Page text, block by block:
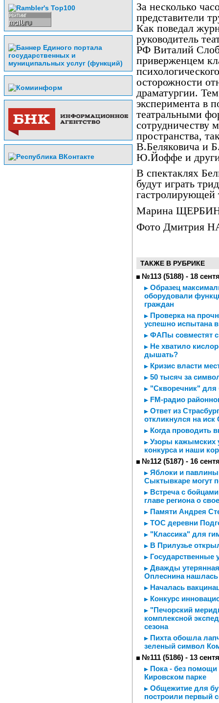
За несколько
представители
Как поведал
руководитель
РФ Виталий
приверженцем
осторожности
драматургии.
эксперимента в
театральными
сотрудничеству
пространства,
В.Беляковича и
Ю.Йоффе и
В спектаклях
будут играть
гастролирующей
Марина
Фото Дмитрия
ТАКЖЕ В РУБРИКЕ
№113 (5188) - 18
Образец
оборудовали
граждан
Проверка на
успешно испытана
ФАПы совместят
Не хватило
дышать?
Кризис власти
50 тысяч за
"Скворечник" для
FM-радио
Ответ из
откликнулся на
Когда проводить
Узоры кажымских
конкурса и наши
№112 (5187) - 16
Яблоки и павлины
Сыктывкаре могут
Встреча с
главе региона о
Памяти Андрея
ТОС деревни
"Классика" для
В Прилузье
Государственные
Дважды
Оплеснина
Началась
Конкурс
"Печорский
комплексной
сезона
Пихта обошла
зеленый символ
№111 (5186) - 13
Пока - без помощи
Кировском парке
Общежитие для
построили первый